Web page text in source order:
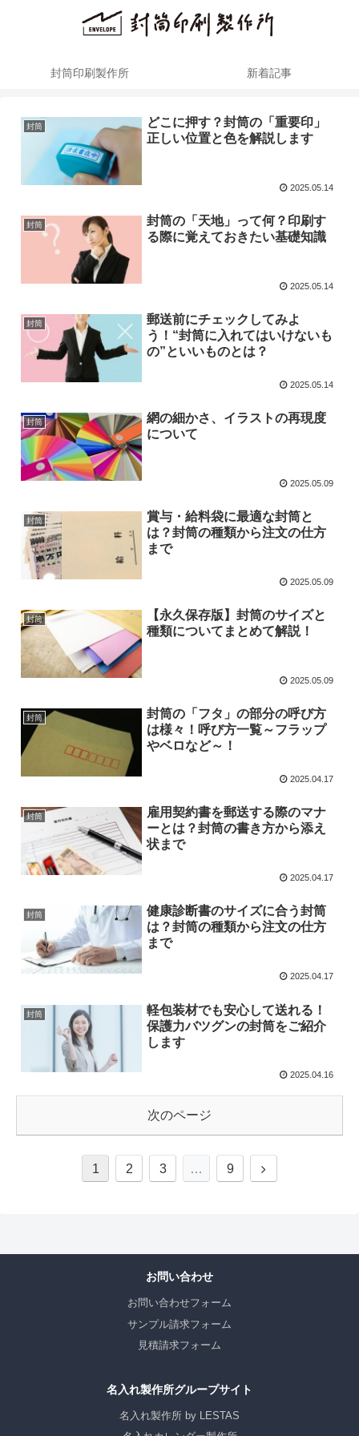
封筒印刷製作所 新着記事
封筒
どこに押す？封筒の「重要印」
正しい位置と色を解説します
2025.05.14
封筒
封筒の「天地」って何？印刷す
る際に覚えておきたい基礎知識
2025.05.14
封筒
郵送前にチェックしてみよ
う！“封筒に入れてはいけないも
の”といいものとは？
2025.05.14
封筒
網の細かさ、イラストの再現度
について
2025.05.09
封筒
賞与・給料袋に最適な封筒と
は？封筒の種類から注文の仕方
まで
2025.05.09
封筒
【永久保存版】封筒のサイズと
種類についてまとめて解説！
2025.05.09
封筒
封筒の「フタ」の部分の呼び方
は様々！呼び方一覧～フラップ
やベロなど～！
2025.04.17
封筒
雇用契約書を郵送する際のマナ
ーとは？封筒の書き方から添え
状まで
2025.04.17
封筒
健康診断書のサイズに合う封筒
は？封筒の種類から注文の仕方
まで
2025.04.17
封筒
軽包装材でも安心して送れる！
保護力バツグンの封筒をご紹介
します
2025.04.16
次のページ
1 2 3 … 9
お問い合わせ
お問い合わせフォーム
サンプル請求フォーム
見積請求フォーム
名入れ製作所グループサイト
名入れ製作所 by LESTAS